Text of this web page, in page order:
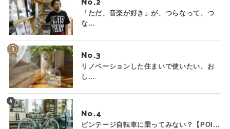
No.
「ただ、音楽が好き」が、つらなって、つ
な...
No.
リノベーションした住まいで使いたい、お
し...
No.
ビンテージ自転車に乗ってみない？【POI...